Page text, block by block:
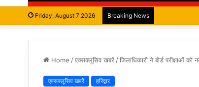
Friday, August 7 2026 Breaking News
Home /एक्सक्लूसिव खबरें /जिलाधिकारी ने बोर्ड परीक्षाओं
एक्सक्लूसिव खबरें हरिद्वार